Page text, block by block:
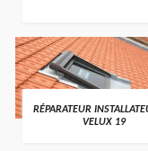
RÉPARATEUR
VELUX 19